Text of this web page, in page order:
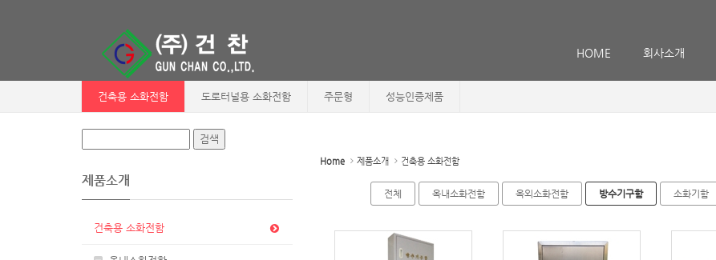
HOME 회사소개
건축용 소화전함 도로터널용 소화전함 주문형 성능인증제품
제품소개
건축용 소화전함
Home 제품소개 건축용 소화전함
전체 옥내소화전함 옥외소화전함 방수기구함 소화기함